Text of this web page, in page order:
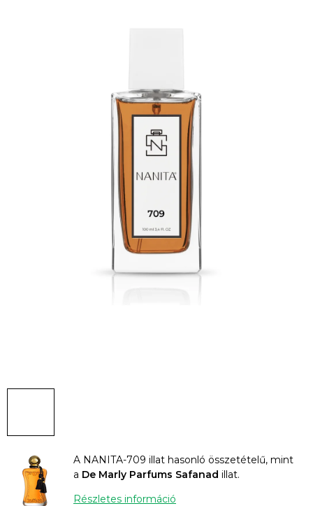
A NANITA-709 illat hasonló összetételű, mint
a De Marly Parfums Safanad illat.
Részletes információ